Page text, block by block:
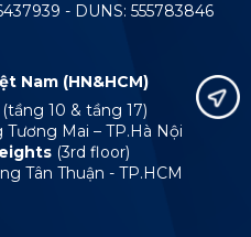
- DUNS: 555783846
Nam (HN&HCM)
(tầng 10 & tầng 17)
Mai – TP.Hà Nội
(3rd floor)
Tân Thuận - TP.HCM